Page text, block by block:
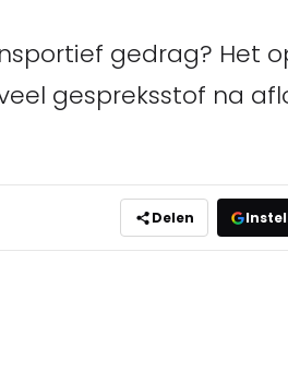
gedrag? Het
gespreksstof na
Delen